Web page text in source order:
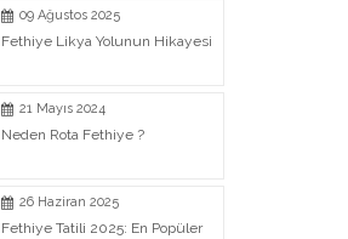
09 Ağustos 2025
Fethiye Likya Yolunun Hikayesi
21 Mayıs 2024
Neden Rota Fethiye ?
26 Haziran 2025
Fethiye Tatili 2025: En Popüler